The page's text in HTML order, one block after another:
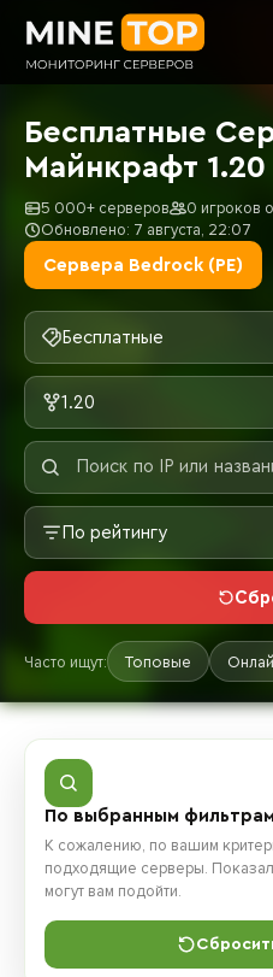
Бесплатные
Майнкрафт 1.20
5 000+ серверов
0 игроков
Обновлено: 7 августа, 22:07
Сервера Bedrock (PE)
Бесплатные
1.20
По рейтингу
Часто ищут: Топовые
По выбранным
К сожалению, по вашим
подходящие серверы.
могут вам подойти.